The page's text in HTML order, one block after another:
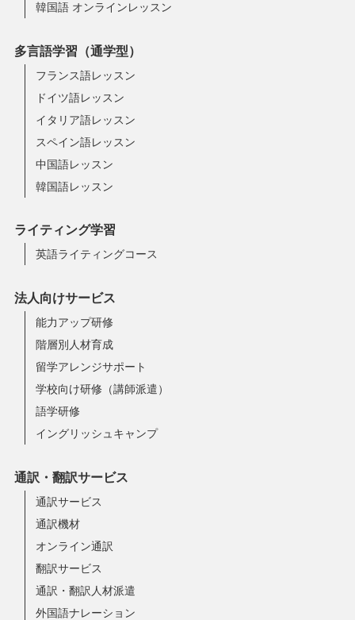
韓国語 オンラインレッスン
多言語学習（通学型）
フランス語レッスン
ドイツ語レッスン
イタリア語レッスン
スペイン語レッスン
中国語レッスン
韓国語レッスン
ライティング学習
英語ライティングコース
法人向けサービス
能力アップ研修
階層別人材育成
留学アレンジサポート
学校向け研修（講師派遣）
語学研修
イングリッシュキャンプ
通訳・翻訳サービス
通訳サービス
通訳機材
オンライン通訳
翻訳サービス
通訳・翻訳人材派遣
外国語ナレーション